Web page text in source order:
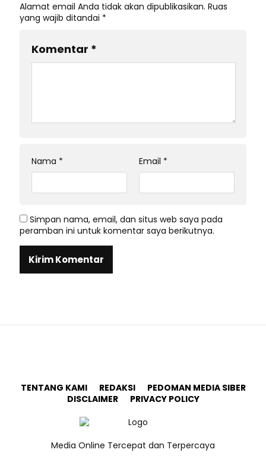
Alamat email Anda tidak akan dipublikasikan. Ruas
yang wajib ditandai *
Komentar *
Nama * Email *
Simpan nama, email, dan situs web saya pada
peramban ini untuk komentar saya berikutnya.
TENTANG KAMI REDAKSI
PEDOMAN MEDIA SIBER
DISCLAIMER
PRIVACY POLICY
Media Online Tercepat dan Terpercaya